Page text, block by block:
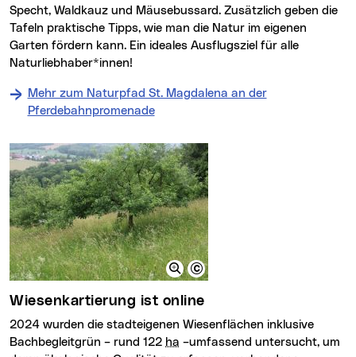
Specht, Waldkauz und Mäusebussard. Zusätzlich geben die
Tafeln praktische Tipps, wie man die Natur im eigenen
Garten fördern kann. Ein ideales Ausflugsziel für alle
Naturliebhaber*innen!
Mehr zum Naturpfad St. Magdalena an der
Pferdebahnpromenade
Wiesenkartierung ist online
2024 wurden die stadteigenen Wiesenflächen inklusive
Bachbegleitgrün – rund 122 ha –umfassend untersucht, um